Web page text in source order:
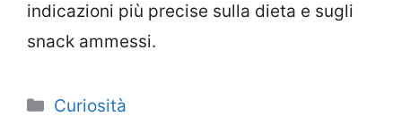
indicazioni più precise sulla dieta e sugli
snack ammessi.
Categorie
Curiosità